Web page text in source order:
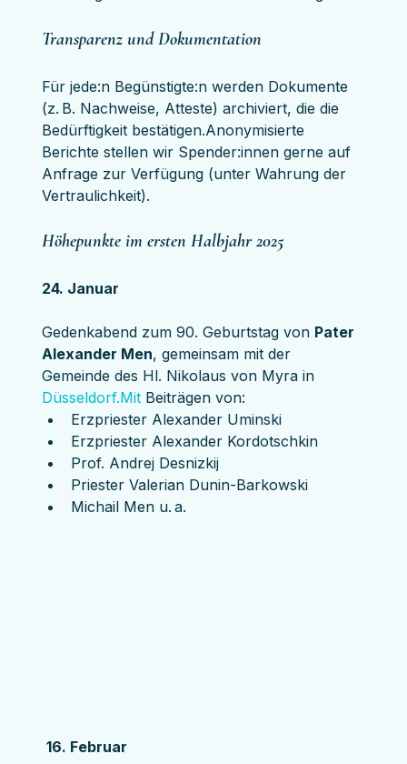
Transparenz und Dokumentation
Für jede:n Begünstigte:n werden Dokumente
(z. B. Nachweise, Atteste) archiviert, die die
Bedürftigkeit bestätigen.Anonymisierte
Berichte stellen wir Spender:innen gerne auf
Anfrage zur Verfügung (unter Wahrung der
Vertraulichkeit).
Höhepunkte im ersten Halbjahr 2025
24. Januar
Gedenkabend zum 90. Geburtstag von Pater
Alexander Men, gemeinsam mit der
Gemeinde des Hl. Nikolaus von Myra in
Düsseldorf.Mit Beiträgen von:
Erzpriester Alexander Uminski
Erzpriester Alexander Kordotschkin
Prof. Andrej Desnizkij
Priester Valerian Dunin-Barkowski
Michail Men u. a.
16. Februar